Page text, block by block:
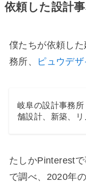
依頼した設計
僕たちが依頼し
務所、
ピュウデ
岐阜の設計事務
舗設計、新築、
たしかPinterest
で調べ、2020年